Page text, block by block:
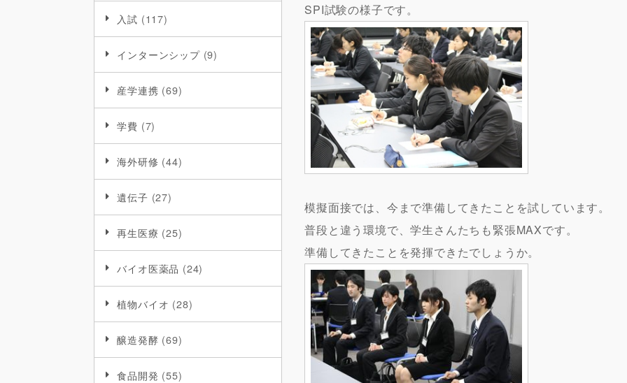
入試 (117)
インターンシップ(9)
産学連携 (69)
学費 (7)
海外研修 (44)
遺伝子 (27)
再生医療 (25)
バイオ医薬品 (24)
植物バイオ (28)
醸造発酵 (69)
食品開発 (55)
SPI試験の様子です。
模擬面接では、今まで準備してきたことを試しています。
普段と違う環境で、学生さんたちも緊張MAXです。
準備してきたことを発揮できたでしょうか。